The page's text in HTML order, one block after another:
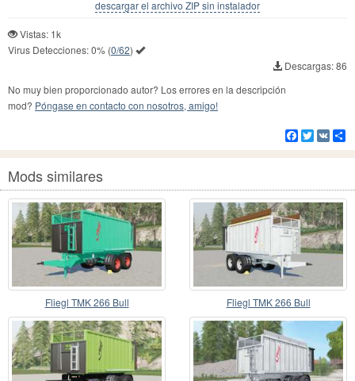
descargar el archivo ZIP sin instalador
Vistas: 1k
Virus Detecciones:0% (0/62)
Descargas: 86
No muy bien proporcionado autor? Los errores en la descripción
mod? Póngase en contacto con nosotros, amigo!
Facebook
Twitter
VK
Mods similares
Fliegl TMK 266 Bull Fliegl TMK 266 Bull